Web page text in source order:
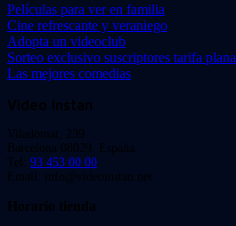
Películas para ver en familia
Cine refrescante y veraniego
Adopta un videoclub
Sorteo exclusivo suscriptores tarifa plana
Las mejores comedias
Video Instan
Viladomat, 239
Barcelona 08029. España.
Tel: 93 453 00 00
Email: info@videoinstan.net
Horario tienda